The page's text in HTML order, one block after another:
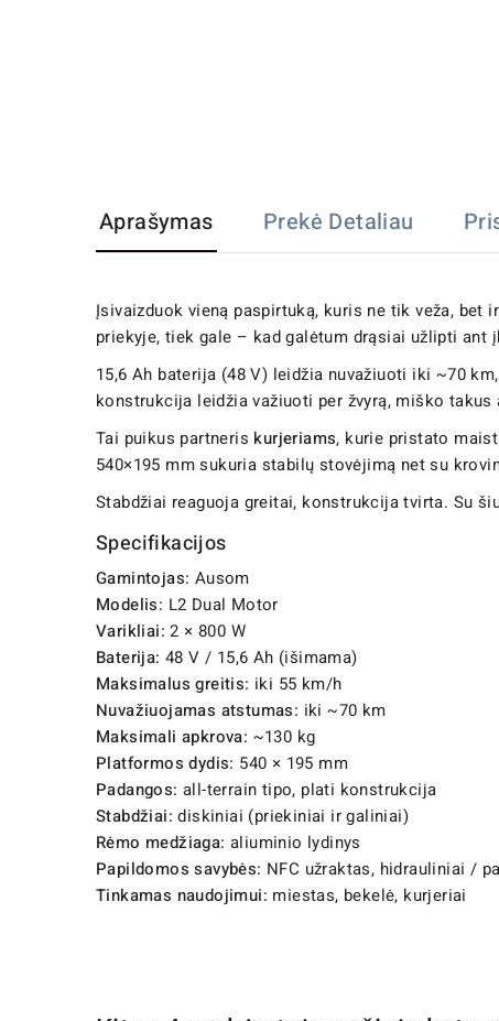
Aprašymas Prekė Detaliau
Įsivaizduok vieną paspirtuką, kuris ne tik veža, bet
priekyje, tiek gale – kad galėtum drąsiai užlipti ant
15,6 Ah baterija (48 V) leidžia nuvažiuoti iki ~70
konstrukcija leidžia važiuoti per žvyrą, miško
Tai puikus partneris kurjeriams, kurie pristato
540×195 mm sukuria stabilų stovėjimą net su
Stabdžiai reaguoja greitai, konstrukcija tvirta. Su
Specifikacijos
Gamintojas: Ausom
Modelis: L2 Dual Motor
Varikliai: 2 × 800 W
Baterija: 48 V / 15,6 Ah (išimama)
Maksimalus greitis: iki 55 km/h
Nuvažiuojamas atstumas: iki ~70 km
Maksimali apkrova: ~130 kg
Platformos dydis: 540 × 195 mm
Padangos: all-terrain tipo, plati konstrukcija
Stabdžiai: diskiniai (priekiniai ir galiniai)
Rėmo medžiaga: aliuminio lydinys
Papildomos savybės: NFC užraktas, hidrauliniai /
Tinkamas naudojimui: miestas, bekelė, kurjeriai